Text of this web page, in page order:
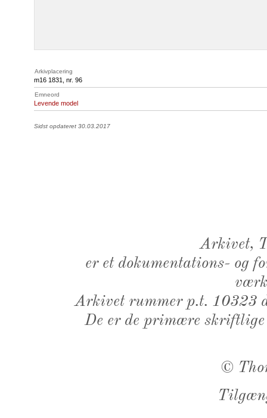
Arkivplacering
m16 1831, nr. 96
Emneord
Levende model
Sidst opdateret 30.03.2017
Arkivet,
er et dokumentations- og
Arkivet rummer p.t. 10323
De er de primære
©